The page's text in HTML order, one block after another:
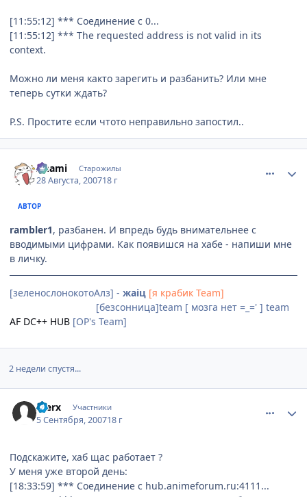
[11:55:12] *** Соединение с 0...
[11:55:12] *** The requested address is not valid in its
context.
Можно ли меня както зарегить и разбанить? Или мне
теперь сутки ждать?
P.S. Простите если чтото неправильно запостил..
Anami Старожилы
28 Августа, 200718 г
АВТОР
rambler1, разбанен. И впредь будь внимательнее с
вводимыми цифрами. Как появишся на хабе - напиши мне
в личку.
[зеленослонокотоАлз] - жаiц [я крабик Team]
[безсонница]team [ мозга нет =_=' ] team
AF DC++ HUB [OP's Team]
2 недели спустя...
Sterx Участники
5 Сентября, 200718 г
Подскажите, хаб щас работает ?
У меня уже второй день:
[18:33:59] *** Соединение с hub.animeforum.ru:4111...